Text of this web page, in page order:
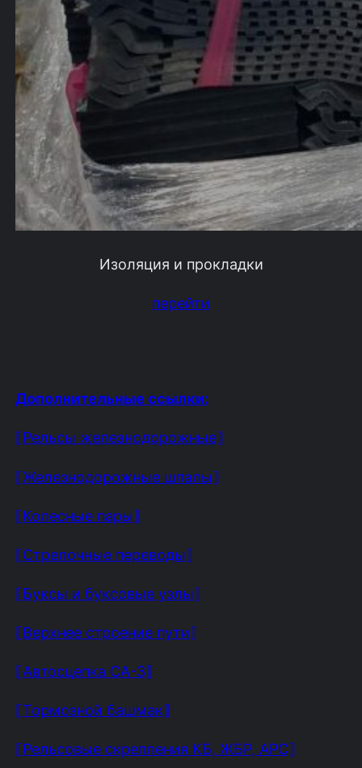
Изоляция и прокладки
перейти
Дополнительные ссылки:
⟦Рельсы железнодорожные⟧
⟦Железнодорожные шпалы⟧
⟦Колесные пары⟧
⟦Стрелочные переводы⟧
⟦Буксы и буксовые узлы⟧
⟦Верхнее строение пути⟧
⟦Автосцепка СА-3⟧
⟦Тормозной башмак⟧
⟦Рельсовые скрепления КБ, ЖБР, АРС⟧